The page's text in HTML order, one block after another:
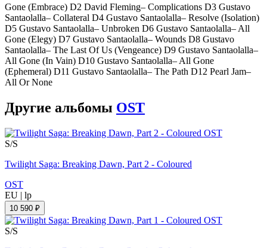
Gone (Embrace) D2 David Fleming– Complications D3 Gustavo
Santaolalla– Collateral D4 Gustavo Santaolalla– Resolve (Isolation)
D5 Gustavo Santaolalla– Unbroken D6 Gustavo Santaolalla– All
Gone (Elegy) D7 Gustavo Santaolalla– Wounds D8 Gustavo
Santaolalla– The Last Of Us (Vengeance) D9 Gustavo Santaolalla–
All Gone (In Vain) D10 Gustavo Santaolalla– All Gone
(Ephemeral) D11 Gustavo Santaolalla– The Path D12 Pearl Jam–
All Or None
Другие альбомы OST
S/S
Twilight Saga: Breaking Dawn, Part 2 - Coloured
OST
EU | lp
10 590 ₽
S/S